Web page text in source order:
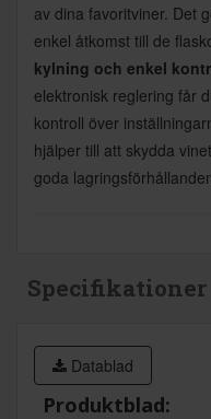
av dina favoritviner. Det
enkel åtkomst till de
kylning och enkel
elektronisk reglering får
kontroll över
hjälper till att skydda
goda
Specifikationer
Datablad
Produktblad: